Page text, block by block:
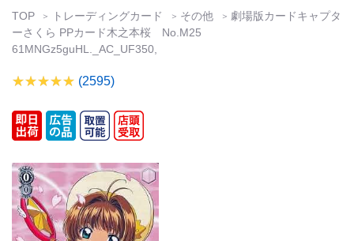
TOP トレーディングカード その他
劇場版カードキャプタ
ーさくら PPカード木之本桜 No.M25
61MNGz5guHL._AC_UF350,
(2595)